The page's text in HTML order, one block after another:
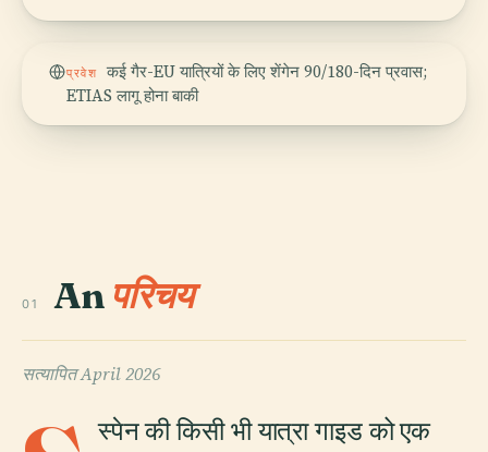
प्रवेश
कई गैर-EU यात्रियों के लिए शेंगेन 90/180-दिन प्रवास;
ETIAS लागू होना बाकी
01 An परिचय
सत्यापितApril 2026
स्पेन की किसी भी यात्रा गाइड को एक